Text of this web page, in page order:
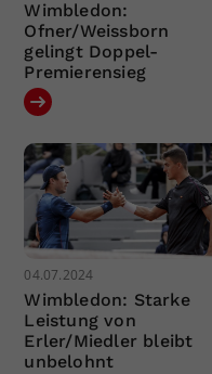
Wimbledon:
Ofner/Weissborn
gelingt Doppel-
Premierensieg
04.07.2024
Wimbledon: Starke
Leistung von
Erler/Miedler bleibt
unbelohnt